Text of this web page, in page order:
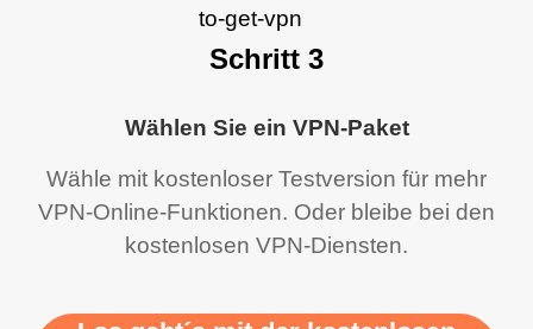
Wählen Sie ein VPN-Paket
Wähle mit kostenloser Testversion für mehr
VPN-Online-Funktionen. Oder bleibe bei den
kostenlosen VPN-Diensten.
Schritt 3